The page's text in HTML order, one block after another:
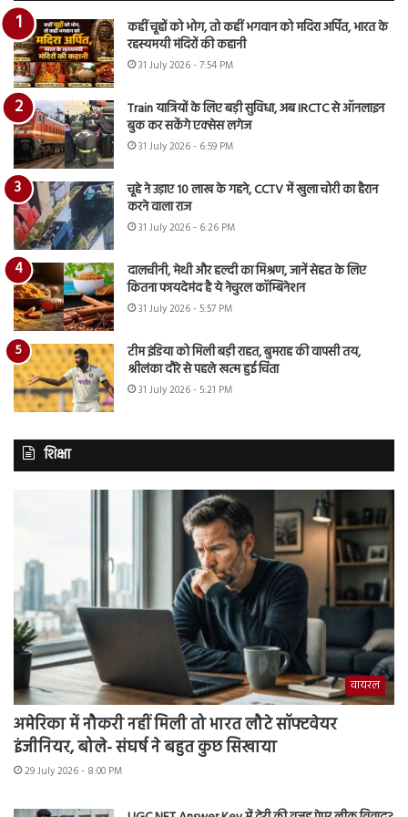
कहीं चूहों को भोग, तो कहीं भगवान को मदिरा अर्पित, भारत के
रहस्यमयी मंदिरों की कहानी
31 July 2026 - 7:54 PM
Train यात्रियों के लिए बड़ी सुविधा, अब IRCTC से ऑनलाइन
बुक कर सकेंगे एक्सेस लगेज
31 July 2026 - 6:59 PM
चूहे ने उड़ाए 10 लाख के गहने, CCTV में खुला चोरी का हैरान
करने वाला राज
31 July 2026 - 6:26 PM
दालचीनी, मेथी और हल्दी का मिश्रण, जानें सेहत के लिए
कितना फायदेमंद है ये नेचुरल कॉम्बिनेशन
31 July 2026 - 5:57 PM
टीम इंडिया को मिली बड़ी राहत, बुमराह की वापसी तय,
श्रीलंका दौरे से पहले खत्म हुई चिंता
31 July 2026 - 5:21 PM
शिक्षा
वायरल
अमेरिका में नौकरी नहीं मिली तो भारत लौटे सॉफ्टवेयर
इंजीनियर, बोले- संघर्ष ने बहुत कुछ सिखाया
29 July 2026 - 8:00 PM